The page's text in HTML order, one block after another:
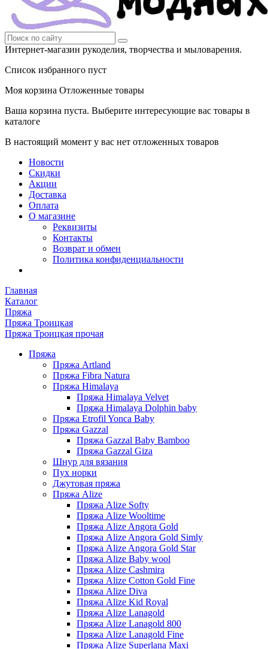
Интернет-магазин рукоделия, творчества и мыловарения.
Список избранного пуст
Моя корзина Отложенные товары
Ваша корзина пуста. Выберите интересующие вас товары в
каталоге
В настоящий момент у вас нет отложенных товаров
Новости
Скидки
Акции
Доставка
Оплата
О магазине
Реквизиты
Контакты
Возврат и обмен
Политика конфиденциальности
Главная
Каталог
Пряжа
Пряжа Троицкая
Пряжа Троицкая прочая
Пряжа
Пряжа Artland
Пряжа Fibra Natura
Пряжа Himalaya
Пряжа Himalaya Velvet
Пряжа Himalaya Dolphin baby
Пряжа Etrofil Yonca Baby
Пряжа Gazzal
Пряжа Gazzal Baby Bamboo
Пряжа Gazzal Giza
Шнур для вязания
Пух норки
Джутовая пряжа
Пряжа Alize
Пряжа Alize Softy
Пряжа Alize Wooltime
Пряжа Alize Angora Gold
Пряжа Alize Angora Gold Simly
Пряжа Alize Angora Gold Star
Пряжа Alize Baby wool
Пряжа Alize Cashmira
Пряжа Alize Cotton Gold Fine
Пряжа Alize Diva
Пряжа Alize Kid Royal
Пряжа Alize Lanagold
Пряжа Alize Lanagold 800
Пряжа Alize Lanagold Fine
Пряжа Alize Superlana Maxi